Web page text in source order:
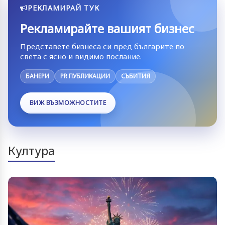
РЕКЛАМИРАЙ ТУК
Рекламирайте вашият бизнес
Представете бизнеса си пред българите по
света с ясно и видимо послание.
БАНЕРИ PR ПУБЛИКАЦИИ СЪБИТИЯ
ВИЖ ВЪЗМОЖНОСТИТЕ
Култура